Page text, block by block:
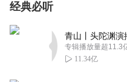
经典必听
专辑播放量超11.3
11.34亿